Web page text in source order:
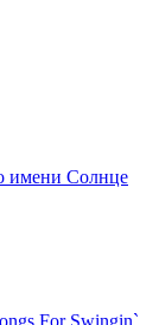
имени Солнце
For Swingin`